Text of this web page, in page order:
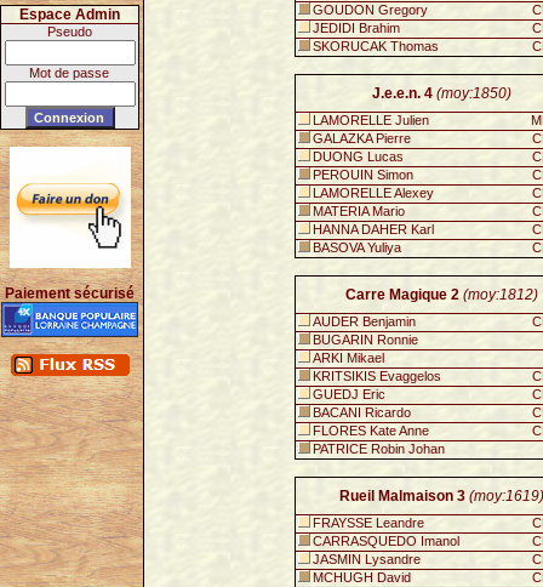
Espace Admin
Pseudo
Mot de passe
Paiement sécurisé
GOUDON Gregory
JEDIDI Brahim
SKORUCAK Thomas
J.e.e.n. 4 (moy:1850)
LAMORELLE Julien
GALAZKA Pierre
DUONG Lucas
PEROUIN Simon
LAMORELLE Alexey
MATERIA Mario
HANNA DAHER Karl
BASOVA Yuliya
Carre Magique 2 (moy:1812)
AUDER Benjamin
BUGARIN Ronnie
ARKI Mikael
KRITSIKIS Evaggelos
GUEDJ Eric
BACANI Ricardo
FLORES Kate Anne
PATRICE Robin Johan
Rueil Malmaison 3
FRAYSSE Leandre
CARRASQUEDO Imanol
JASMIN Lysandre
MCHUGH David